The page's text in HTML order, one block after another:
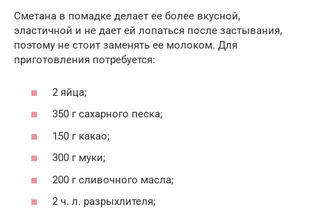
Сметана в помадке делает ее более вкусной,
эластичной и не дает ей лопаться после застывания,
поэтому не стоит заменять ее молоком. Для
приготовления потребуется:
2 яйца;
350 г сахарного песка;
150 г какао;
300 г муки;
200 г сливочного масла;
2 ч. л. разрыхлителя;